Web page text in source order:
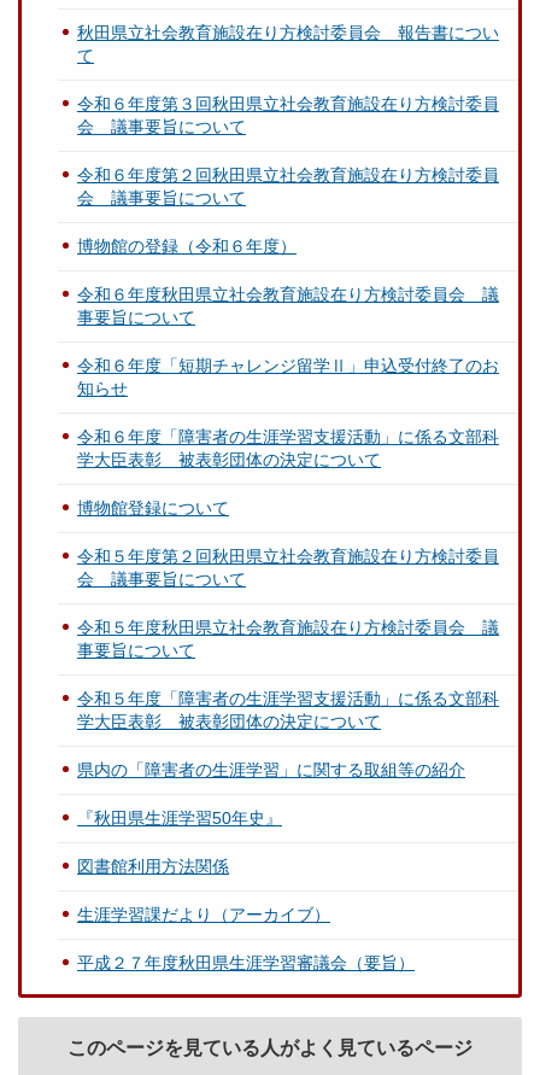
秋田県立社会教育施設在り方検討委員会 報告書につい
て
令和６年度第３回秋田県立社会教育施設在り方検討委員
会 議事要旨について
令和６年度第２回秋田県立社会教育施設在り方検討委員
会 議事要旨について
博物館の登録（令和６年度）
令和６年度秋田県立社会教育施設在り方検討委員会 議
事要旨について
令和６年度「短期チャレンジ留学Ⅱ」申込受付終了のお
知らせ
令和６年度「障害者の生涯学習支援活動」に係る文部科
学大臣表彰 被表彰団体の決定について
博物館登録について
令和５年度第２回秋田県立社会教育施設在り方検討委員
会 議事要旨について
令和５年度秋田県立社会教育施設在り方検討委員会 議
事要旨について
令和５年度「障害者の生涯学習支援活動」に係る文部科
学大臣表彰 被表彰団体の決定について
県内の「障害者の生涯学習」に関する取組等の紹介
『秋田県生涯学習50年史』
図書館利用方法関係
生涯学習課だより（アーカイブ）
平成２７年度秋田県生涯学習審議会（要旨）
このページを見ている人がよく見ているページ